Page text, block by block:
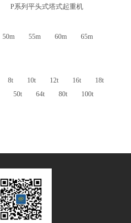
P系列平头式塔式起重机
50m 55m 60m
65m
8t 10t 12t 16t
18t
50t 64t 80t 100t